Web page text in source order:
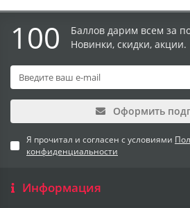
100
Баллов дарим всем за
Новинки, скидки, акции.
Оформить
Я прочитал и согласен с условиями
конфиденциальности
Информация